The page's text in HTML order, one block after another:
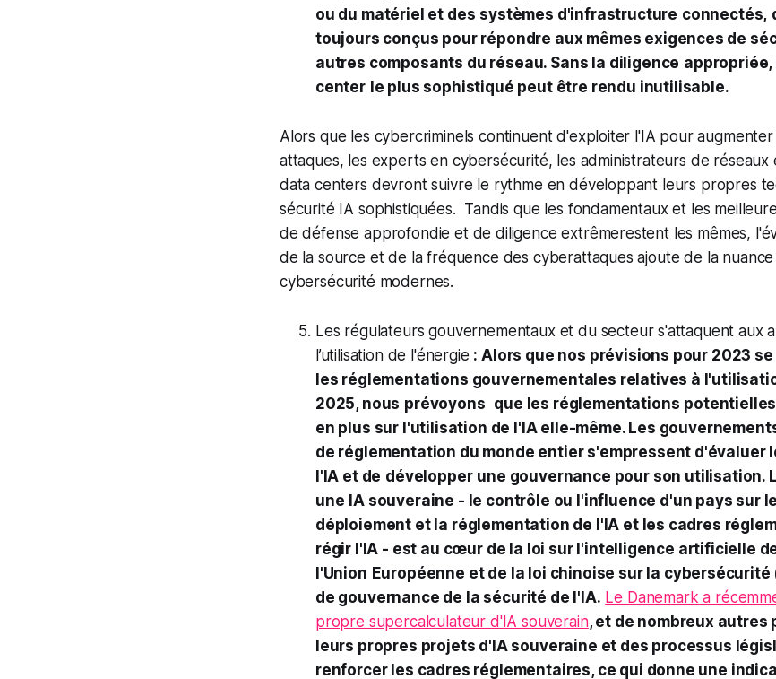
ou du matériel et des systèmes d'infrastructure connectés,
toujours conçus pour répondre aux mêmes exigences de
autres composants du réseau. Sans la diligence appropriée,
center le plus sophistiqué peut être rendu inutilisable.
Alors que les cybercriminels continuent d'exploiter l'IA pour
attaques, les experts en cybersécurité, les administrateurs de
data centers devront suivre le rythme en développant leurs propres
sécurité IA sophistiquées. Tandis que les fondamentaux et les
de défense approfondie et de diligence extrêmerestent les mêmes,
de la source et de la fréquence des cyberattaques ajoute de la
cybersécurité modernes.
Les régulateurs gouvernementaux et du secteur s'attaquent aux
l’utilisation de l'énergie : Alors que nos prévisions pour 2023
les réglementations gouvernementales relatives à
2025, nous prévoyons que les réglementations potentielles
en plus sur l'utilisation de l'IA elle-même. Les
de réglementation du monde entier s'empressent d'évaluer
l'IA et de développer une gouvernance pour son utilisation.
une IA souveraine - le contrôle ou l'influence d'un pays sur
déploiement et la réglementation de l'IA et les cadres
régir l'IA - est au cœur de la loi sur l'intelligence artificielle
l'Union Européenne et de la loi chinoise sur la cybersécurité
de gouvernance de la sécurité de l'IA. Le Danemark a
propre supercalculateur d'IA souverain, et de nombreux autres
leurs propres projets d'IA souveraine et des processus
renforcer les cadres réglementaires, ce qui donne une